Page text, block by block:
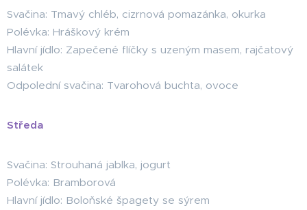
Svačina: Tmavý chléb, cizrnová pomazánka, okurka
Polévka: Hráškový krém
Hlavní jídlo: Zapečené flíčky s uzeným masem, rajčatový
salátek
Odpolední svačina: Tvarohová buchta, ovoce
Středa
Svačina: Strouhaná jablka, jogurt
Polévka: Bramborová
Hlavní jídlo: Boloňské špagety se sýrem